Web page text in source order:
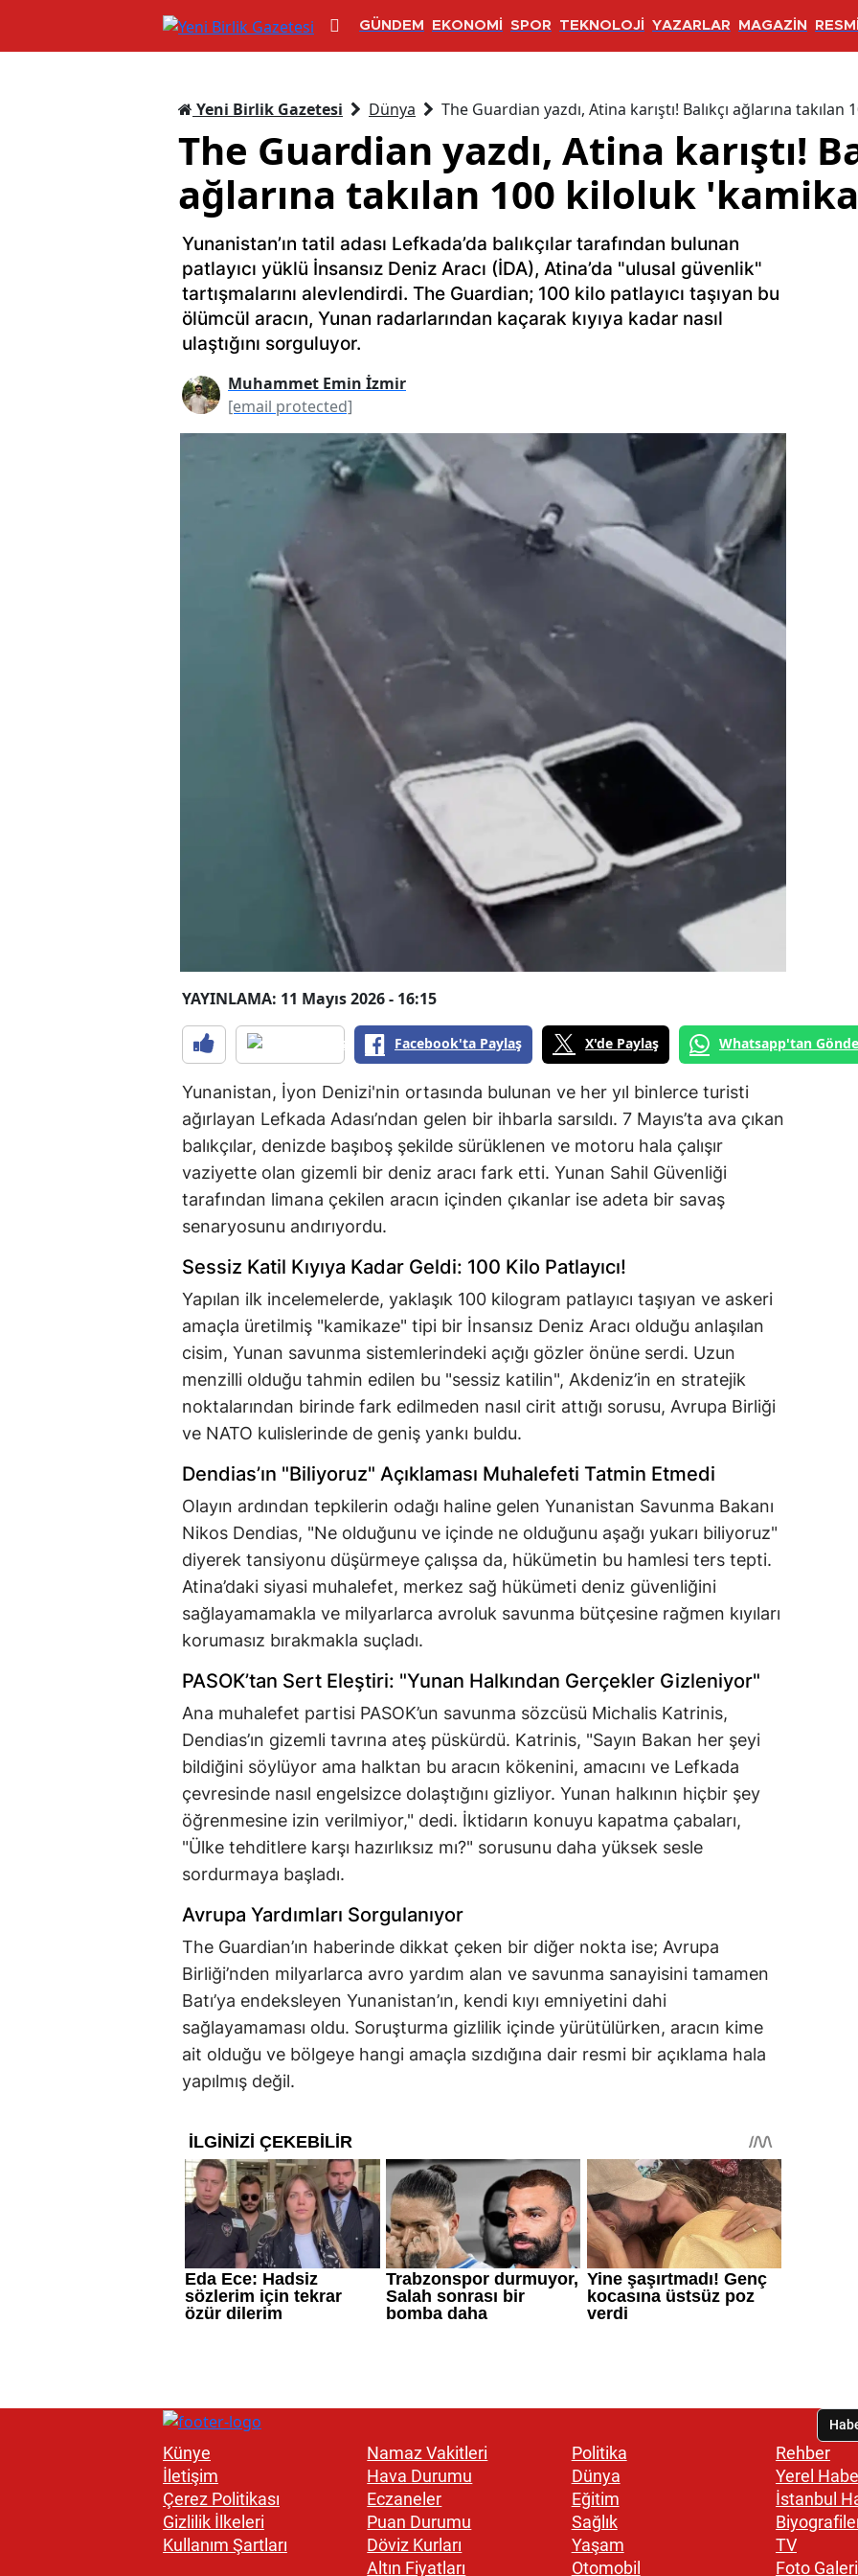
GÜNDEM EKONOMİ SPOR TEKNOLOJİ YAZARLAR MAGAZİN
Yeni Birlik Gazetesi Dünya The Guardian yazdı, Atina karıştı! Balıkçı ağlarına
The Guardian yazdı, Atina karıştı!
ağlarına takılan 100 kiloluk
Yunanistan’ın tatil adası Lefkada’da balıkçılar tarafından bulunan
patlayıcı yüklü İnsansız Deniz Aracı (İDA), Atina’da "ulusal güvenlik"
tartışmalarını alevlendirdi. The Guardian; 100 kilo patlayıcı taşıyan bu
ölümcül aracın, Yunan radarlarından kaçarak kıyıya kadar nasıl
ulaştığını sorguluyor.
Muhammet Emin İzmir
[email protected]
YAYINLAMA: 11 Mayıs 2026 - 16:15
Facebook'ta Paylaş X'de Paylaş Whatsapp'tan
Yunanistan, İyon Denizi'nin ortasında bulunan ve her yıl binlerce turisti
ağırlayan Lefkada Adası’ndan gelen bir ihbarla sarsıldı. 7 Mayıs’ta ava çıkan
balıkçılar, denizde başıboş şekilde sürüklenen ve motoru hala çalışır
vaziyette olan gizemli bir deniz aracı fark etti. Yunan Sahil Güvenliği
tarafından limana çekilen aracın içinden çıkanlar ise adeta bir savaş
senaryosunu andırıyordu.
Sessiz Katil Kıyıya Kadar Geldi: 100 Kilo Patlayıcı!
Yapılan ilk incelemelerde, yaklaşık 100 kilogram patlayıcı taşıyan ve askeri
amaçla üretilmiş "kamikaze" tipi bir İnsansız Deniz Aracı olduğu anlaşılan
cisim, Yunan savunma sistemlerindeki açığı gözler önüne serdi. Uzun
menzilli olduğu tahmin edilen bu "sessiz katilin", Akdeniz’in en stratejik
noktalarından birinde fark edilmeden nasıl cirit attığı sorusu, Avrupa Birliği
ve NATO kulislerinde de geniş yankı buldu.
Dendias’ın "Biliyoruz" Açıklaması Muhalefeti Tatmin Etmedi
Olayın ardından tepkilerin odağı haline gelen Yunanistan Savunma Bakanı
Nikos Dendias, "Ne olduğunu ve içinde ne olduğunu aşağı yukarı biliyoruz"
diyerek tansiyonu düşürmeye çalışsa da, hükümetin bu hamlesi ters tepti.
Atina’daki siyasi muhalefet, merkez sağ hükümeti deniz güvenliğini
sağlayamamakla ve milyarlarca avroluk savunma bütçesine rağmen kıyıları
korumasız bırakmakla suçladı.
PASOK’tan Sert Eleştiri: "Yunan Halkından Gerçekler Gizleniyor"
Ana muhalefet partisi PASOK’un savunma sözcüsü Michalis Katrinis,
Dendias’ın gizemli tavrına ateş püskürdü. Katrinis, "Sayın Bakan her şeyi
bildiğini söylüyor ama halktan bu aracın kökenini, amacını ve Lefkada
çevresinde nasıl engelsizce dolaştığını gizliyor. Yunan halkının hiçbir şey
öğrenmesine izin verilmiyor," dedi. İktidarın konuyu kapatma çabaları,
"Ülke tehditlere karşı hazırlıksız mı?" sorusunu daha yüksek sesle
sordurmaya başladı.
Avrupa Yardımları Sorgulanıyor
The Guardian’ın haberinde dikkat çeken bir diğer nokta ise; Avrupa
Birliği’nden milyarlarca avro yardım alan ve savunma sanayisini tamamen
Batı’ya endeksleyen Yunanistan’ın, kendi kıyı emniyetini dahi
sağlayamaması oldu. Soruşturma gizlilik içinde yürütülürken, aracın kime
ait olduğu ve bölgeye hangi amaçla sızdığına dair resmi bir açıklama hala
yapılmış değil.
Künye
İletişim
Çerez Politikası
Gizlilik İlkeleri
Kullanım Şartları
Namaz Vakitleri
Hava Durumu
Eczaneler
Puan Durumu
Döviz Kurları
Altın Fiyatları
Politika
Dünya
Eğitim
Sağlık
Yaşam
Otomobil
Rehber
Yerel
İstanbul
TV
Foto Galeri